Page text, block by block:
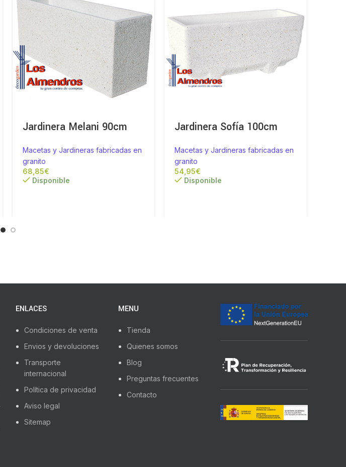
Jardinera Melani 90cm
Macetas y Jardineras fabricadas en
granito
€
Disponible
Jardinera Sofía 100cm
Macetas y Jardineras fabricadas en
granito
€
Disponible
ENLACES
Condiciones de venta
Envios y devoluciones
Transporte
internacional
Política de privacidad
Aviso legal
Sitemap
MENU
Tienda
Quienes somos
Blog
Preguntas frecuentes
Contacto